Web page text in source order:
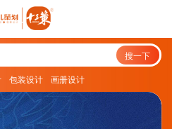
搜一下
包装设计 画册设计